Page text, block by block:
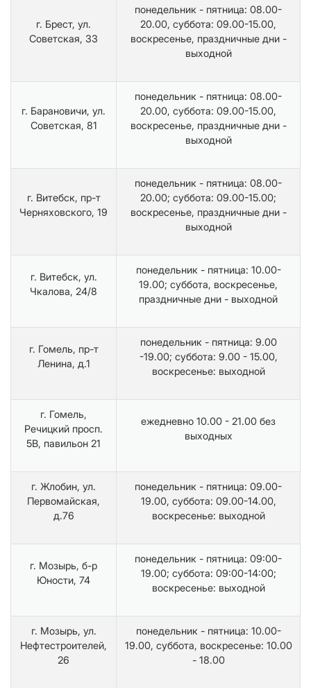
г. Брест, ул.
Советская, 33
понедельник - пятница: 08.00-
20.00, суббота: 09.00-15.00,
воскресенье, праздничные дни -
выходной
г. Барановичи, ул.
Советская, 81
понедельник - пятница: 08.00-
20.00, суббота: 09.00-15.00,
воскресенье, праздничные дни -
выходной
г. Витебск, пр-т
Черняховского, 19
понедельник - пятница: 08.00-
20.00; суббота: 09.00-15.00;
воскресенье, праздничные дни -
выходной
г. Витебск, ул.
Чкалова, 24/8
понедельник - пятница: 10.00-
19.00; суббота, воскресенье,
праздничные дни - выходной
г. Гомель, пр-т
Ленина, д.1
понедельник - пятница: 9.00
-19.00; суббота: 9.00 - 15.00,
воскресенье: выходной
г. Гомель,
Речицкий просп.
5В, павильон 21
ежедневно 10.00 - 21.00 без
выходных
г. Жлобин, ул.
Первомайская,
д.76
понедельник - пятница: 09.00-
19.00, суббота: 09.00-14.00,
воскресенье: выходной
г. Мозырь, б-р
Юности, 74
понедельник - пятница: 09:00-
19.00; суббота: 09:00-14:00;
воскресенье: выходной
г. Мозырь, ул.
Нефтестроителей,
26
понедельник - пятница: 10.00-
19.00, суббота, воскресенье: 10.00
- 18.00